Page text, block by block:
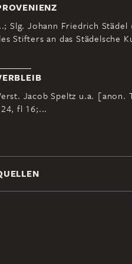
Slg. Johann Friedrich
Stifters an das Städelsche
Jacob Speltz u.a.
fl 16;...